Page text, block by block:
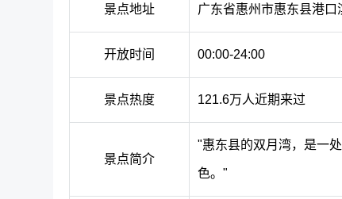
景点地址 广东省惠州市惠东县港口
开放时间 00:00-24:00
景点热度 121.6万人近期来过
景点简介
"惠东县的双月湾，是一
色。"